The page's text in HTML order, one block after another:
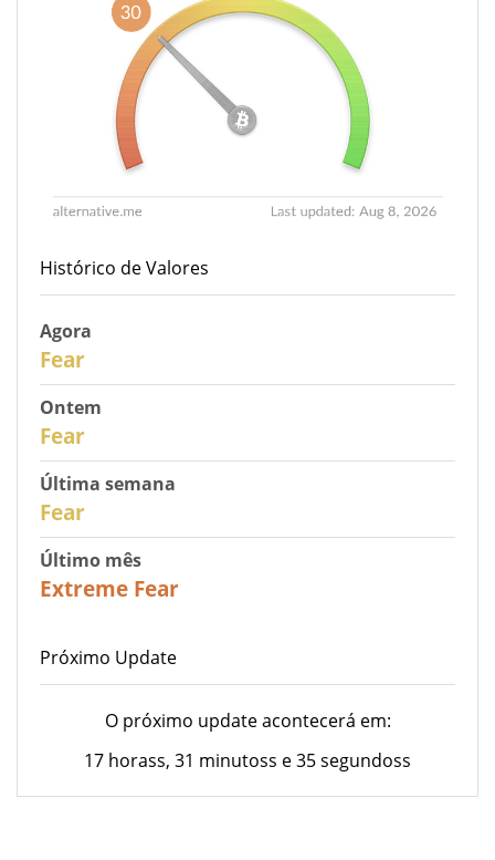
Histórico de Valores
Agora
Fear
Ontem
Fear
Última semana
Fear
Último mês
Extreme Fear
Próximo Update
O próximo update acontecerá em:
17 horass, 31 minutoss e 35 segundoss